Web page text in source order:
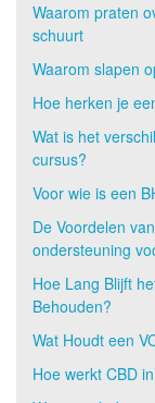
Waarom praten
schuurt
Waarom slapen
Hoe herken je
Wat is het
cursus?
Voor wie is een
De Voordelen
ondersteuning
Hoe Lang Blijft
Behouden?
Wat Houdt een
Hoe werkt CBD